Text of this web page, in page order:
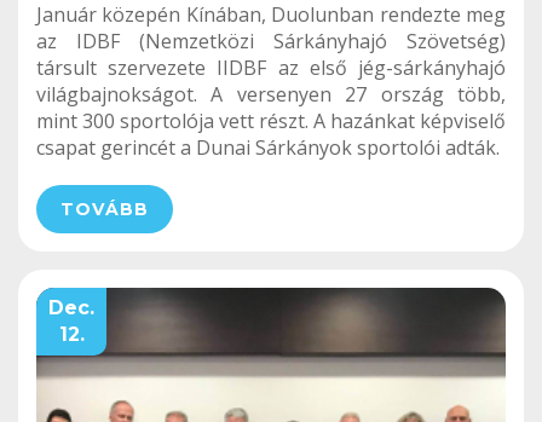
Január közepén Kínában, Duolunban rendezte meg
az IDBF (Nemzetközi Sárkányhajó Szövetség)
társult szervezete IIDBF az első jég-sárkányhajó
világbajnokságot. A versenyen 27 ország több,
mint 300 sportolója vett részt. A hazánkat képviselő
csapat gerincét a Dunai Sárkányok sportolói adták.
TOVÁBB
Dec.
12.